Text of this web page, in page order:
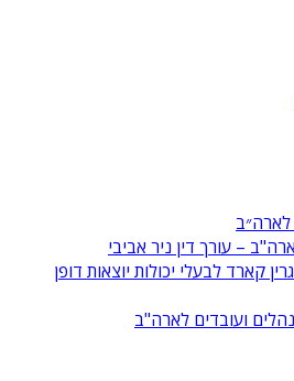
ויזת EB-1/O1 גרין קארד לבעלי יכולות יוצאות דופן